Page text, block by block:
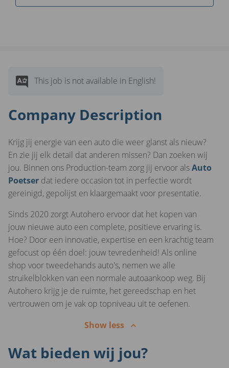
This job is not available in English!
Company Description
Krijg jij energie van een auto die weer glanst als nieuw?
En zie jij elk detail dat anderen missen? Dan zoeken wij
jou. Binnen ons Production-team zorg jij ervoor alsAuto
Poetser dat iedere occasion tot in perfectie wordt
gereinigd, gepolijst en klaargemaakt voor presentatie.
Sinds 2020 zorgt Autohero ervoor dat het kopen van
jouw nieuwe auto een complete, positieve ervaring is.
Hoe? Door een innovatie, expertise en een krachtig team
gefocust op één doel: jouw tevredenheid! Als online
shop voor tweedehands auto's, nemen we alle
struikelblokken van een normale autoaankoop weg. Bij
Autohero krijg je de ruimte, het gereedschap en het
vertrouwen om je vak op topniveau uit te oefenen.
Show less
Wat bieden wij jou?